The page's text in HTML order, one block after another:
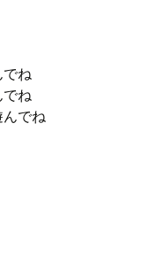
でね
でね
でね